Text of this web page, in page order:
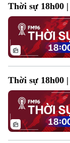
Thời sự 18h00 |
Thời sự 18h00 |